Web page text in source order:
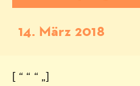
14. März 2018
[ “ “ “ „]